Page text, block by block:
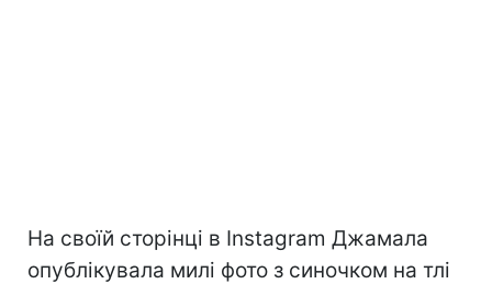
На своїй сторінці в Instagram Джамала
опублікувала милі фото з синочком на тлі